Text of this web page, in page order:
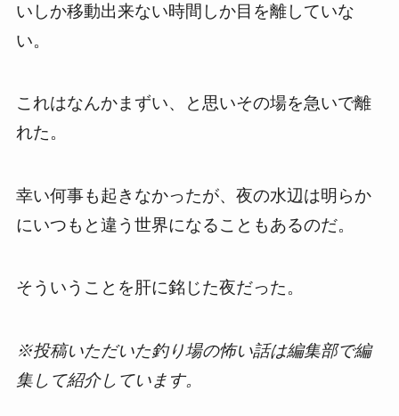
いしか移動出来ない時間しか目を離していな
い。
これはなんかまずい、と思いその場を急いで離
れた。
幸い何事も起きなかったが、夜の水辺は明らか
にいつもと違う世界になることもあるのだ。
そういうことを肝に銘じた夜だった。
※投稿いただいた釣り場の怖い話は編集部で編
集して紹介しています。